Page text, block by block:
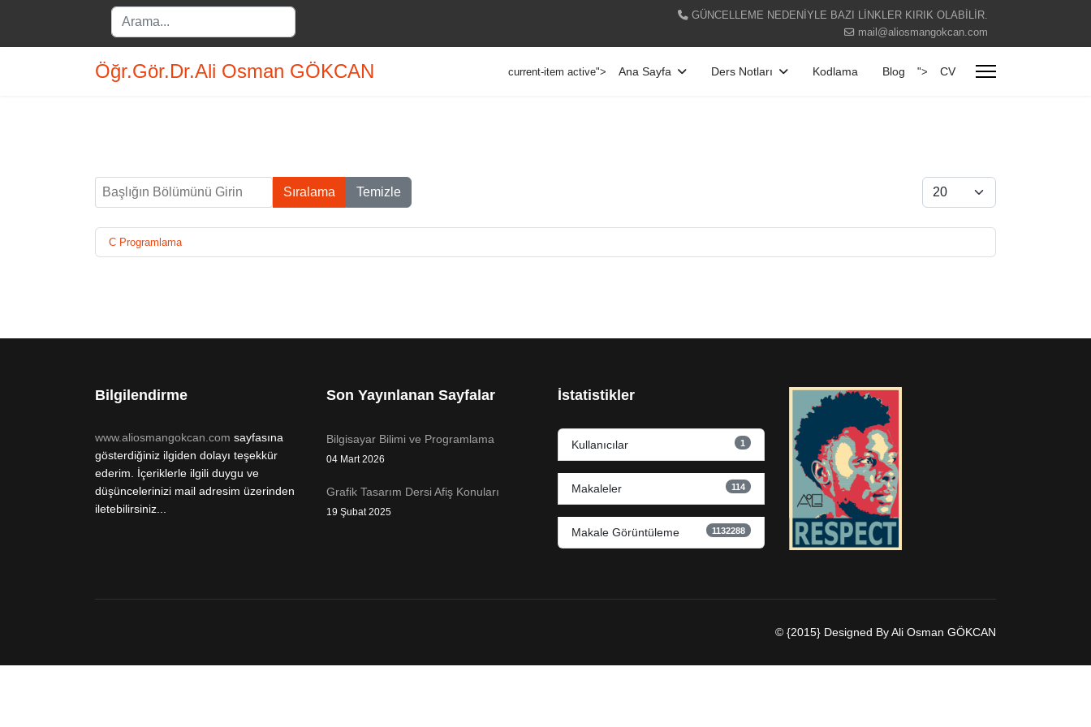
Search
...
GÜNCELLEME NEDENİYLE BAZI LİNKLER KIRIK OLABİLİR.
mail@aliosmangokcan.com
Öğr.Gör.Dr.Ali Osman GÖKCAN current-item active"> Ana Sayfa Ders Notları Kodlama Blog "> CV
Başlığın Bölümünü Girin
Sıralama Temizle
Göster #
C Programlama
Bilgilendirme
www.aliosmangokcan.com sayfasına
gösterdiğiniz ilgiden dolayı teşekkür
ederim. İçeriklerle ilgili duygu ve
düşüncelerinizi mail adresim üzerinden
iletebilirsiniz...
Son Yayınlanan Sayfalar
Bilgisayar Bilimi ve Programlama
04 Mart 2026
Grafik Tasarım Dersi Afiş Konuları
19 Şubat 2025
İstatistikler
Kullanıcılar 1
Makaleler 114
Makale Görüntüleme 1132288
© {2015} Designed By Ali Osman GÖKCAN